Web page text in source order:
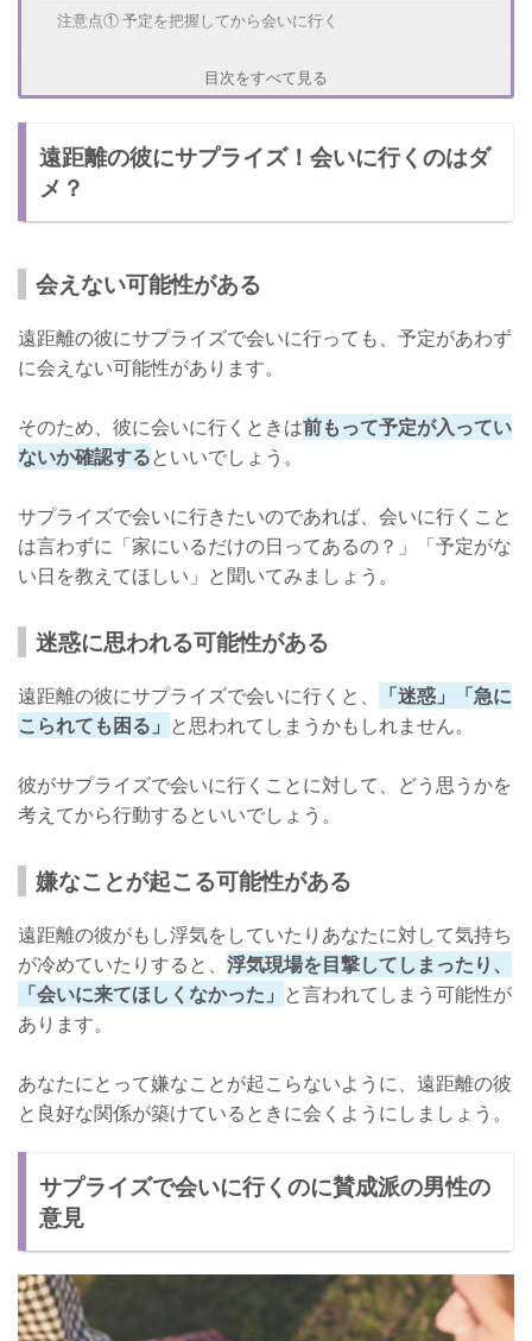
注意点① 予定を把握してから会いに行く
よく考えてから行動しよう！
目次をすべて見る
遠距離の彼にサプライズ！会いに行くのはダ
メ？
会えない可能性がある
遠距離の彼にサプライズで会いに行っても、予定があわず
に会えない可能性があります。
そのため、彼に会いに行くときは前もって予定が入ってい
ないか確認するといいでしょう。
サプライズで会いに行きたいのであれば、会いに行くこと
は言わずに「家にいるだけの日ってあるの？」「予定がな
い日を教えてほしい」と聞いてみましょう。
迷惑に思われる可能性がある
遠距離の彼にサプライズで会いに行くと、
「迷惑」「急に
こられても困る」 と思われてしまうかもしれません。
彼がサプライズで会いに行くことに対して、どう思うかを
考えてから行動するといいでしょう。
嫌なことが起こる可能性がある
遠距離の彼がもし浮気をしていたりあなたに対して気持ち
が冷めていたりすると、 浮気現場を目撃してしまったり、
「会いに来てほしくなかった」 と言われてしまう可能性が
あります。
あなたにとって嫌なことが起こらないように、遠距離の彼
と良好な関係が築けているときに会くようにしましょう。
サプライズで会いに行くのに賛成派の男性の
意見